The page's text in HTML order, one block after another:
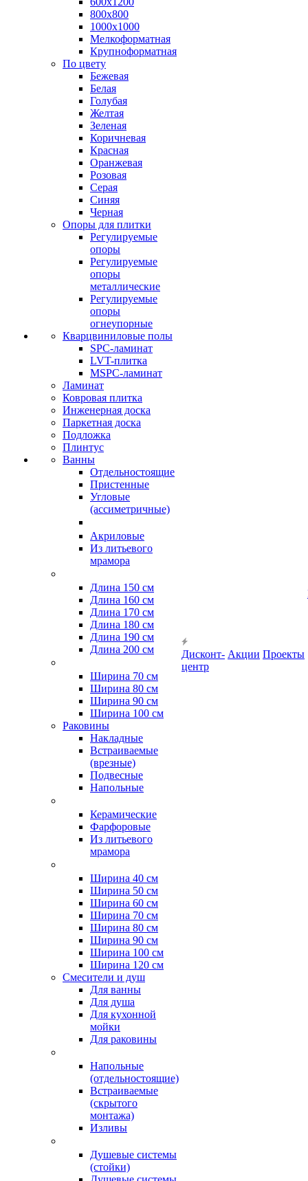
800х800
1000х1000
Мелкоформатная
Крупноформатная
По цвету
Бежевая
Белая
Голубая
Желтая
Зеленая
Коричневая
Красная
Оранжевая
Розовая
Серая
Синяя
Черная
Опоры для плитки
Регулируемые
опоры
Регулируемые
опоры
металлические
Регулируемые
опоры
огнеупорные
Кварцвиниловые полы
SPC-ламинат
LVT-плитка
MSPC-ламинат
Ламинат
Ковровая плитка
Инженерная доска
Паркетная доска
Подложка
Плинтус
Ванны
Отдельностоящие
Пристенные
Угловые
(ассиметричные)
Акриловые
Из литьевого
мрамора
Длина 150 см
Длина 160 см
Длина 170 см
Длина 180 см
Длина 190 см
Длина 200 см
Ширина 70 см
Ширина 80 см
Ширина 90 см
Ширина 100 см
Раковины
Накладные
Встраиваемые
(врезные)
Подвесные
Напольные
Керамические
Фарфоровые
Из литьевого
мрамора
Ширина 40 см
Ширина 50 см
Ширина 60 см
Ширина 70 см
Ширина 80 см
Ширина 90 см
Ширина 100 см
Ширина 120 см
Смесители и душ
Для ванны
Для душа
Для кухонной
мойки
Для раковины
Напольные
(отдельностоящие)
Встраиваемые
(скрытого
монтажа)
Изливы
Душевые системы
(стойки)
Дисконт-
центр
Акции Проекты